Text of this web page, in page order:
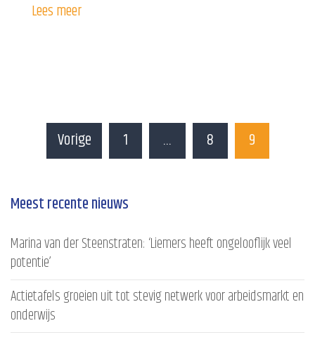
Lees meer
Vorige 1 … 8 9
Meest recente nieuws
Marina van der Steenstraten: ‘Liemers heeft ongelooflijk veel
potentie’
Actietafels groeien uit tot stevig netwerk voor arbeidsmarkt en
onderwijs